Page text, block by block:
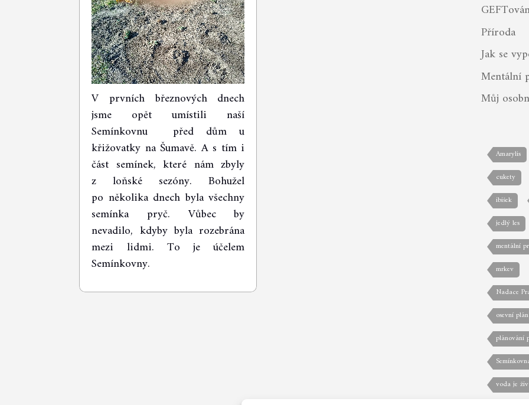
00:00 03:12
V prvních březnových dnech
jsme opět umístili naší
Semínkovnu před dům u
křižovatky na Šumavě. A s tím i
část semínek, které nám zbyly
z loňské sezóny. Bohužel
po několika dnech byla všechny
semínka pryč. Vůbec by
nevadilo, kdyby byla rozebrána
mezi lidmi. To je účelem
Semínkovny.
Příroda
Jak se
Mentální
Můj
Amarylis
cukety
ibišek
jedlý les
mentální
mrkev
Nadace
osevní plán
plánování
voda je